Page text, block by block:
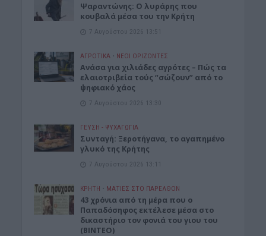
Ψαραντώνης: Ο λυράρης που
κουβαλά μέσα του την Κρήτη
7 Αυγούστου 2026 13:51
ΑΓΡΟΤΙΚΑ • ΝΕΟΙ ΟΡΙΖΟΝΤΕΣ
Ανάσα για χιλιάδες αγρότες – Πώς τα
ελαιοτριβεία τούς “σώζουν” από το
ψηφιακό χάος
7 Αυγούστου 2026 13:30
ΓΕΎΣΗ - ΨΥΧΑΓΩΓΊΑ
Συνταγή: Ξεροτήγανα, το αγαπημένο
γλυκό της Κρήτης
7 Αυγούστου 2026 13:11
ΚΡΗΤΗ • ΜΑΤΙΕΣ ΣΤΟ ΠΑΡΕΛΘΟΝ
43 χρόνια από τη μέρα που ο
Παπαδόσηφος εκτέλεσε μέσα στο
δικαστήριο τον φονιά του γιου του
(ΒΙΝΤΕΟ)